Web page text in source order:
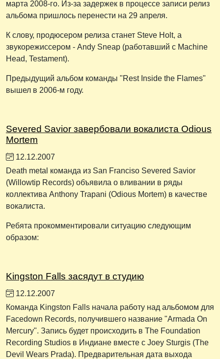
марта 2008-го. Из-за задержек в процессе записи релиз
альбома пришлось перенести на 29 апреля.
К слову, продюсером релиза станет Steve Holt, а
звукорежиссером - Andy Sneap (работавший с Machine
Head, Testament).
Предыдущий альбом команды "Rest Inside the Flames"
вышел в 2006-м году.
Severed Savior завербовали вокалиста Odious
Mortem
12.12.2007
Death metal команда из San Franciso Severed Savior
(Willowtip Records) объявила о вливании в ряды
коллектива Anthony Trapani (Odious Mortem) в качестве
вокалиста.
Ребята прокомментировали ситуацию следующим
образом:
Kingston Falls засядут в студию
12.12.2007
Команда Kingston Falls начала работу над альбомом для
Facedown Records, получившего название "Armada On
Mercury". Запись будет происходить в The Foundation
Recording Studios в Индиане вместе с Joey Sturgis (The
Devil Wears Prada). Предварительная дата выхода